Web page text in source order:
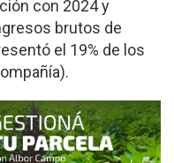
con 2024 y
brutos de
el 19% de los